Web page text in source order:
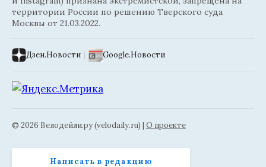
территории России по решению Тверского суда
Москвы от 21.03.2022.
Дзен.Новости | Google.Новости
© 2026 Велодейли.ру (velodaily.ru) | О проекте
Написать в редакцию